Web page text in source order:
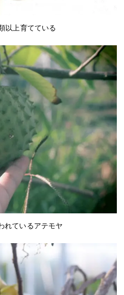
以上育てている
れているアテモヤ